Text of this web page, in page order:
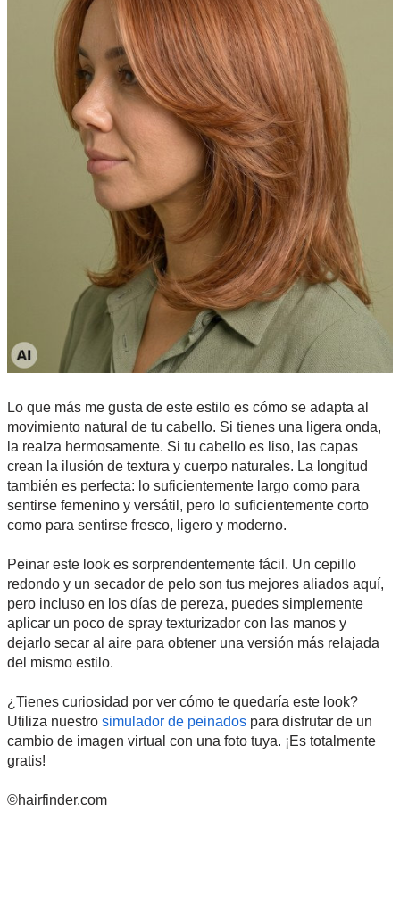
Lo que más me gusta de este estilo es cómo se adapta al
movimiento natural de tu cabello. Si tienes una ligera onda,
la realza hermosamente. Si tu cabello es liso, las capas
crean la ilusión de textura y cuerpo naturales. La longitud
también es perfecta: lo suficientemente largo como para
sentirse femenino y versátil, pero lo suficientemente corto
como para sentirse fresco, ligero y moderno.
Peinar este look es sorprendentemente fácil. Un cepillo
redondo y un secador de pelo son tus mejores aliados aquí,
pero incluso en los días de pereza, puedes simplemente
aplicar un poco de spray texturizador con las manos y
dejarlo secar al aire para obtener una versión más relajada
del mismo estilo.
¿Tienes curiosidad por ver cómo te quedaría este look?
Utiliza nuestro simulador de peinados para disfrutar de un
cambio de imagen virtual con una foto tuya. ¡Es totalmente
gratis!
©hairfinder.com